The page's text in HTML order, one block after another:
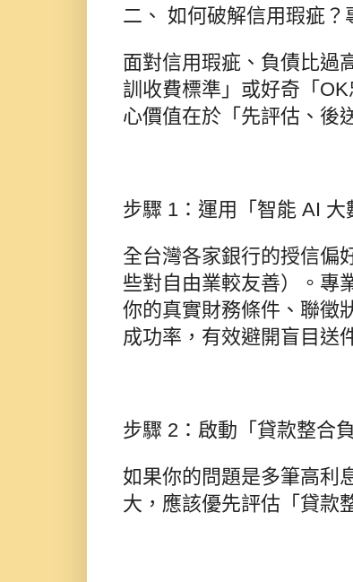
二、 如何破解信用瑕疵
面對信用瑕疵、負債比過
訓收費標準」或好奇「
心價值在於「先評估、後
步驟 1：運用「智能 AI
全台灣各家銀行的授信偏
些對自由業較友善）。專
你的真實財務條件、聯徵
成功率，有效避開盲目送
步驟 2：啟動「貸款整合
如果你的問題是多筆高利
大，應該優先評估「貸款